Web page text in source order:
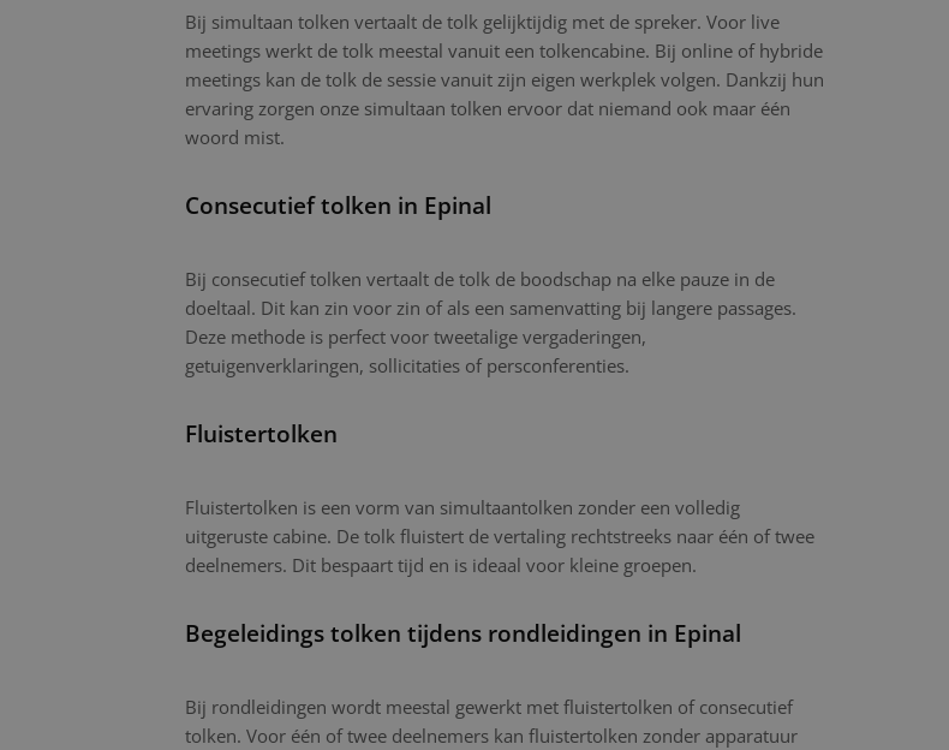
Bij simultaan tolken vertaalt de tolk gelijktijdig met de spreker. Voor live
meetings werkt de tolk meestal vanuit een tolkencabine. Bij online of hybride
meetings kan de tolk de sessie vanuit zijn eigen werkplek volgen. Dankzij hun
ervaring zorgen onze simultaan tolken ervoor dat niemand ook maar één
woord mist.
Consecutief tolken in Epinal
Bij consecutief tolken vertaalt de tolk de boodschap na elke pauze in de
doeltaal. Dit kan zin voor zin of als een samenvatting bij langere passages.
Deze methode is perfect voor tweetalige vergaderingen,
getuigenverklaringen, sollicitaties of persconferenties.
Fluistertolken
Fluistertolken is een vorm van simultaantolken zonder een volledig
uitgeruste cabine. De tolk fluistert de vertaling rechtstreeks naar één of twee
deelnemers. Dit bespaart tijd en is ideaal voor kleine groepen.
Begeleidings tolken tijdens rondleidingen in Epinal
Bij rondleidingen wordt meestal gewerkt met fluistertolken of consecutief
tolken. Voor één of twee deelnemers kan fluistertolken zonder apparatuur